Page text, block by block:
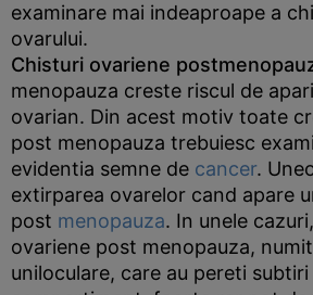
examinare mai indeaproape a
ovarului.
Chisturi ovariene
menopauza creste riscul de
ovarian. Din acest motiv toate
post menopauza trebuiesc
evidentia semne de cancer.
extirparea ovarelor cand apare
post menopauza. In unele
ovariene post menopauza,
uniloculare, care au pereti